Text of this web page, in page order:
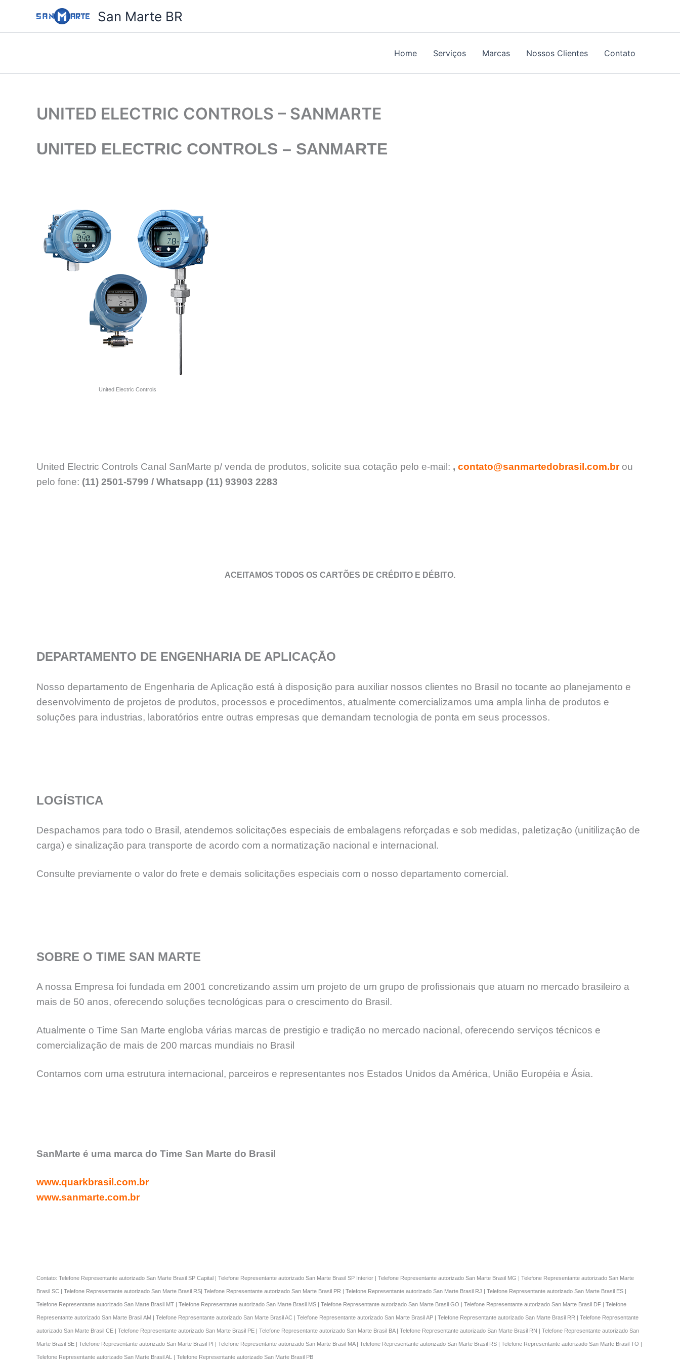
o
San Marte BR
Home Serviços Marcas Nossos Clientes Contato
UNITED ELECTRIC CONTROLS – SANMARTE
UNITED ELECTRIC CONTROLS – SANMARTE
United Electric Controls
United Electric Controls Canal SanMarte p/ venda de produtos, solicite sua cotação pelo e-mail: , contato@sanmartedobrasil.com.brou
pelo fone: (11) 2501-5799 / Whatsapp (11) 93903 2283
ACEITAMOS TODOS OS CARTÕES DE CRÉDITO E DÉBITO.
DEPARTAMENTO DE ENGENHARIA DE APLICAÇĀO
Nosso departamento de Engenharia de Aplicação está à disposição para auxiliar nossos clientes no Brasil no tocante ao planejamento e
desenvolvimento de projetos de produtos, processos e procedimentos, atualmente comercializamos uma ampla linha de produtos e
soluções para industrias, laboratórios entre outras empresas que demandam tecnologia de ponta em seus processos.
LOGÍSTICA
Despachamos para todo o Brasil, atendemos solicitações especiais de embalagens reforçadas e sob medidas, paletizaçāo (unitilizaçāo de
carga) e sinalização para transporte de acordo com a normatização nacional e internacional.
Consulte previamente o valor do frete e demais solicitações especiais com o nosso departamento comercial.
SOBRE O TIME SAN MARTE
A nossa Empresa foi fundada em 2001 concretizando assim um projeto de um grupo de profissionais que atuam no mercado brasileiro a
mais de 50 anos, oferecendo soluções tecnológicas para o crescimento do Brasil.
Atualmente o Time San Marte engloba várias marcas de prestigio e tradição no mercado nacional, oferecendo serviços técnicos e
comercialização de mais de 200 marcas mundiais no Brasil
Contamos com uma estrutura internacional, parceiros e representantes nos Estados Unidos da América, União Européia e Ásia.
SanMarte é uma marca do Time San Marte do Brasil
www.quarkbrasil.com.br
www.sanmarte.com.br
Contato: Telefone Representante autorizado San Marte Brasil SP Capital | Telefone Representante autorizado San Marte Brasil SP Interior | Telefone Representante autorizado San Marte Brasil MG | Telefone Representante autorizado San Marte
Brasil SC | Telefone Representante autorizado San Marte Brasil RS| Telefone Representante autorizado San Marte Brasil PR | Telefone Representante autorizado San Marte Brasil RJ | Telefone Representante autorizado San Marte Brasil ES |
Telefone Representante autorizado San Marte Brasil MT | Telefone Representante autorizado San Marte Brasil MS | Telefone Representante autorizado San Marte Brasil GO | Telefone Representante autorizado San Marte Brasil DF | Telefone
Representante autorizado San Marte Brasil AM | Telefone Representante autorizado San Marte Brasil AC | Telefone Representante autorizado San Marte Brasil AP | Telefone Representante autorizado San Marte Brasil RR | Telefone Representante
autorizado San Marte Brasil CE | Telefone Representante autorizado San Marte Brasil PE | Telefone Representante autorizado San Marte Brasil BA | Telefone Representante autorizado San Marte Brasil RN | Telefone Representante autorizado San
Marte Brasil SE | Telefone Representante autorizado San Marte Brasil PI | Telefone Representante autorizado San Marte Brasil MA | Telefone Representante autorizado San Marte Brasil RS | Telefone Representante autorizado San Marte Brasil TO |
Telefone Representante autorizado San Marte Brasil AL | Telefone Representante autorizado San Marte Brasil PB